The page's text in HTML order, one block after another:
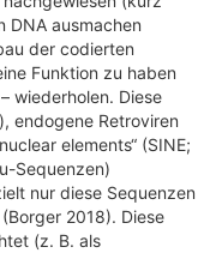
DNA ausmachen
der codierten
Funktion zu haben
wiederholen. Diese
endogene Retroviren
elements“ (SINE;
Sequenzen)
nur diese Sequenzen
2018). Diese
(z. B. als